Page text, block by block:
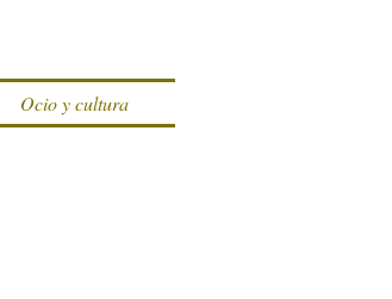
Ocio y cultura